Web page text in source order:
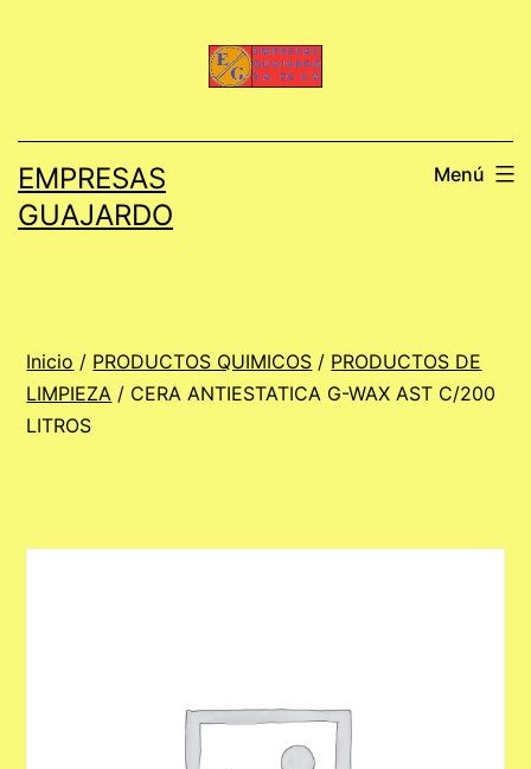
EMPRESAS
GUAJARDO
Menú
Inicio / PRODUCTOS QUIMICOS / PRODUCTOS DE
LIMPIEZA / CERA ANTIESTATICA G-WAX AST C/200
LITROS